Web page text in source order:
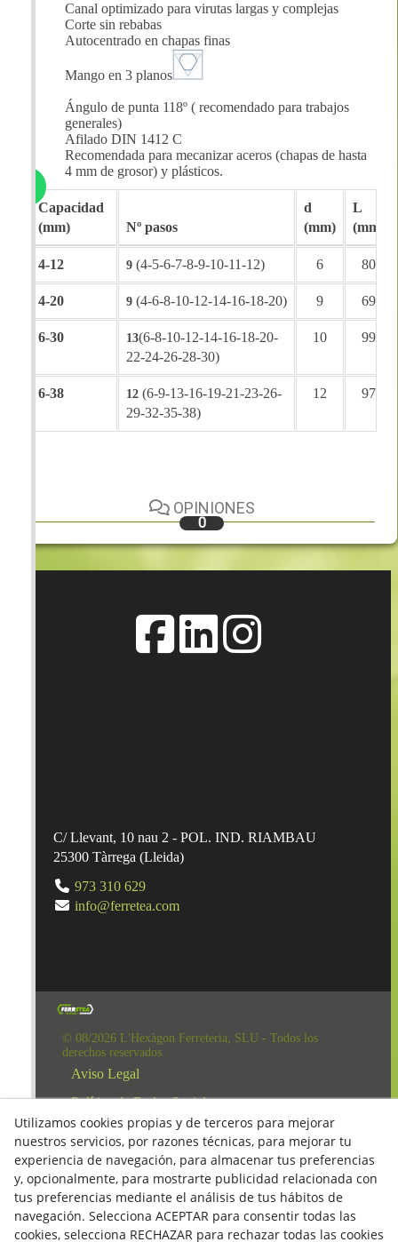
Canal optimizado para virutas largas y complejas
Corte sin rebabas
Autocentrado en chapas finas
Mango en 3 planos
Ángulo de punta 118º ( recomendado para trabajos
generales)
Afilado DIN 1412 C
Recomendada para mecanizar aceros (chapas de hasta
4 mm de grosor) y plásticos.
Capacidad
(mm)
Nº pasos
d
(mm)
L
(mm)
4-12 9 (4-5-6-7-8-9-10-11-12) 6 80
4-20 9 (4-6-8-10-12-14-16-18-20) 9 69
6-30 13(6-8-10-12-14-16-18-20-
22-24-26-28-30)
10 99
6-38 12 (6-9-13-16-19-21-23-26-
29-32-35-38)
12 97
OPINIONES
0
C/ Llevant, 10 nau 2 - POL. IND. RIAMBAU
25300 Tàrrega (Lleida)
973 310 629
info@ferretea.com
© 08/2026 L'Hexàgon Ferreteria, SLU - Todos los
derechos reservados.
Aviso Legal
Política de Redes Sociales
Clausula Mail y Factura
Condiciones de compra
Derecho de desestimiento
Política de Privacidad
Utilizamos cookies propias y de terceros para mejorar
nuestros servicios, por razones técnicas, para mejorar tu
experiencia de navegación, para almacenar tus preferencias
y, opcionalmente, para mostrarte publicidad relacionada con
tus preferencias mediante el análisis de tus hábitos de
navegación. Selecciona ACEPTAR para consentir todas las
cookies, selecciona RECHAZAR para rechazar todas las cookies